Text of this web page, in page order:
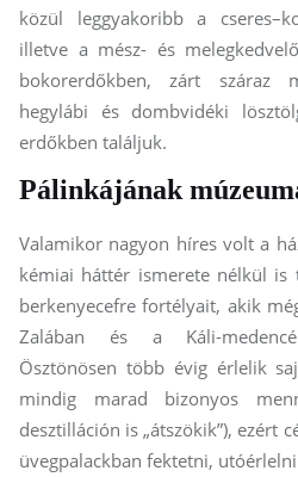
közül leggyakoribb a
illetve a mész- és
bokorerdőkben, zárt száraz
hegylábi és dombvidéki
erdőkben találjuk.
Pálinkájának
Valamikor nagyon híres volt a
kémiai háttér ismerete nélkül is
berkenyecefre fortélyait, akik
Zalában és a Káli-
Ösztönösen több évig érlelik
mindig marad bizonyos
desztilláción is „átszökik”), ezért
üvegpalackban fektetni,